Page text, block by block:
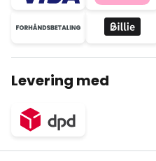
Levering med